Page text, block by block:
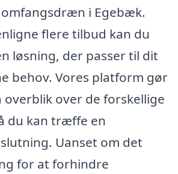
i Egebæk.
flere tilbud kan du
løsning, der passer til dit
behov. Vores platform gør
over de forskellige
du kan træffe en
Uanset om det
for at forhindre